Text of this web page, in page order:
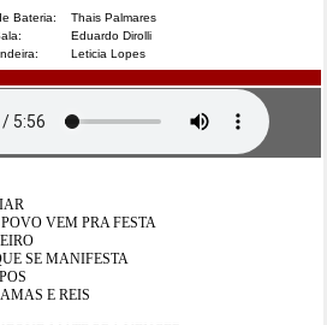
Bateria:
Thais Palmares
Eduardo Dirolli
Leticia Lopes
VEM PRA FESTA
SE MANIFESTA
E REIS